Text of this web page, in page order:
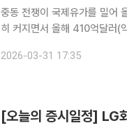
중동 전쟁이 국제유가를 밀어 올리면
히 커지면서 올해 410억달러(
2026-03-31 17:35
[오늘의 증시일정] LG